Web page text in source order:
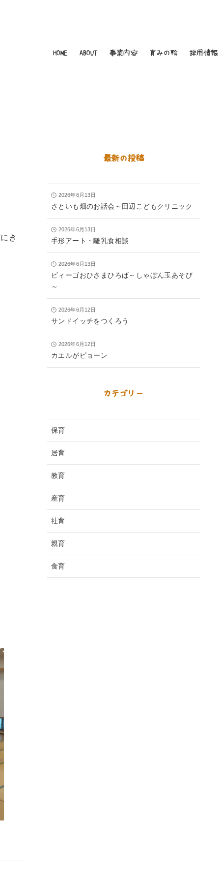
HOME ABOUT 事業内容 育みの輪 採用情報
き
最新の投稿
2026年6月13日
さといも畑のお話会～田辺こどもクリニック
2026年6月13日
手形アート・離乳食相談
2026年6月13日
ビィーゴおひさまひろば～しゃぼん玉あそび
～
2026年6月12日
サンドイッチをつくろう
2026年6月12日
カエルがピョーン
カテゴリー
保育
居育
教育
産育
社育
親育
食育